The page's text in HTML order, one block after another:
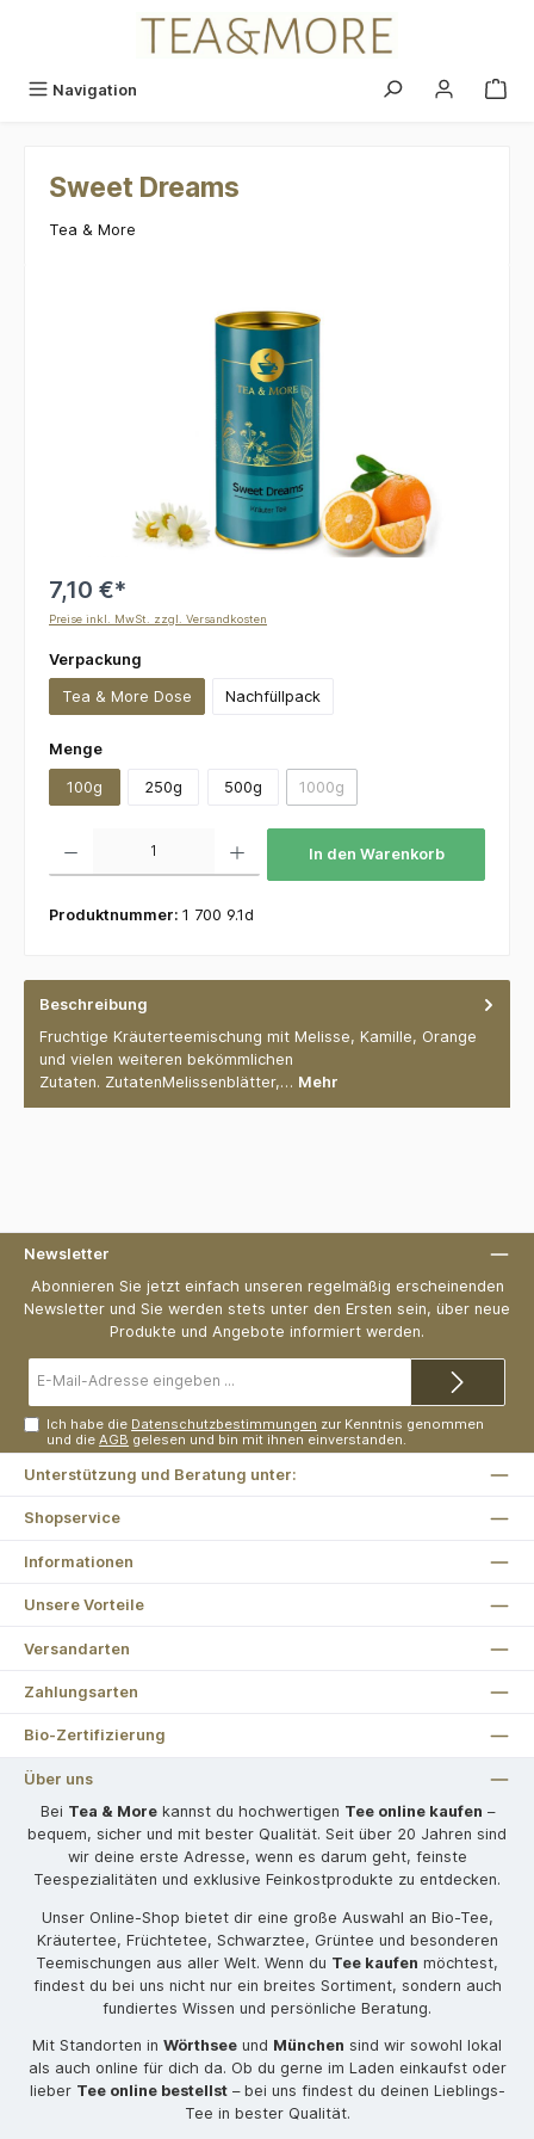
Navigation
Sweet Dreams
Tea & More
7,10 €*
Preise inkl. MwSt. zzgl. Versandkosten
Verpackung
Tea & More Dose Nachfüllpack
Mengeauswählen
100g 250g 500g 1000g(Diese Option ist zurzeit nicht
In den Warenkorb
Produktnummer: 1 700 9.1d
Beschreibung
Fruchtige Kräuterteemischung mit Melisse, Kamille, Orange
und vielen weiteren bekömmlichen
Zutaten. ZutatenMelissenblätter,… Mehr
Newsletter
Abonnieren Sie jetzt einfach unseren regelmäßig erscheinenden
Newsletter und Sie werden stets unter den Ersten sein, über neue
Produkte und Angebote informiert werden.
Mail-
Ich habe die Datenschutzbestimmungen zur Kenntnis genommen
und dieAGB gelesen und bin mit ihnen einverstanden.
Unterstützung und Beratung unter:
Shopservice
Informationen
Unsere Vorteile
Versandarten
Zahlungsarten
Bio-Zertifizierung
Über uns
Bei Tea & Morekannst du hochwertigen Tee online kaufen –
bequem, sicher und mit bester Qualität. Seit über 20 Jahren sind
wir deine erste Adresse, wenn es darum geht, feinste
Teespezialitäten und exklusive Feinkostprodukte zu entdecken.
Unser Online-Shop bietet dir eine große Auswahl an Bio-Tee,
Kräutertee, Früchtetee, Schwarztee, Grüntee und besonderen
Teemischungen aus aller Welt. Wenn du Tee kaufen möchtest,
findest du bei uns nicht nur ein breites Sortiment, sondern auch
fundiertes Wissen und persönliche Beratung.
Mit Standorten in Wörthsee und München sind wir sowohl lokal
als auch online für dich da. Ob du gerne im Laden einkaufst oder
lieber Tee online bestellst– bei uns findest du deinen Lieblings-
Tee in bester Qualität.